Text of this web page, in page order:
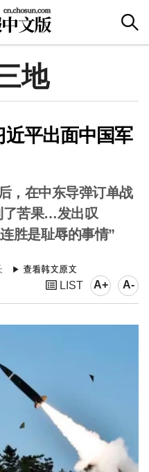
地
平出面中国军
，在中东导弹订单战
了苦果…发出叹
胜是耻辱的事情”
LIST A+ A-